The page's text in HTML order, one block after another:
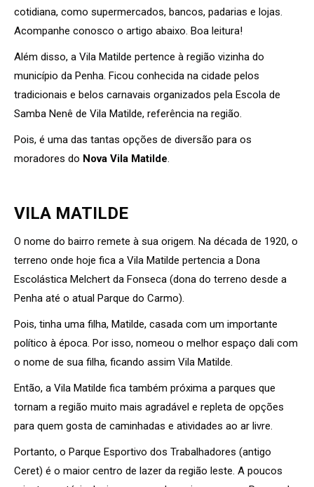
cotidiana, como supermercados, bancos, padarias e lojas.
Acompanhe conosco o artigo abaixo. Boa leitura!
Além disso, a Vila Matilde pertence à região vizinha do
município da Penha. Ficou conhecida na cidade pelos
tradicionais e belos carnavais organizados pela Escola de
Samba Nenê de Vila Matilde, referência na região.
Pois, é uma das tantas opções de diversão para os
moradores do Nova Vila Matilde.
VILA MATILDE
O nome do bairro remete à sua origem. Na década de 1920, o
terreno onde hoje fica a Vila Matilde pertencia a Dona
Escolástica Melchert da Fonseca (dona do terreno desde a
Penha até o atual Parque do Carmo).
Pois, tinha uma filha, Matilde, casada com um importante
político à época. Por isso, nomeou o melhor espaço dali com
o nome de sua filha, ficando assim Vila Matilde.
Então, a Vila Matilde fica também próxima a parques que
tornam a região muito mais agradável e repleta de opções
para quem gosta de caminhadas e atividades ao ar livre.
Portanto, o Parque Esportivo dos Trabalhadores (antigo
Ceret) é o maior centro de lazer da região leste. A poucos